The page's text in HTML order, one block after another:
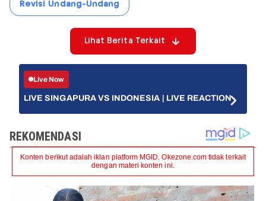
Revisi Undang-Undang
Lihat Berita Terkait
Live Now
LIVE SINGAPURA VS INDONESIA | LIVE REACTION